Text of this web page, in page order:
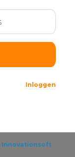
Inloggen
Innovationsoft